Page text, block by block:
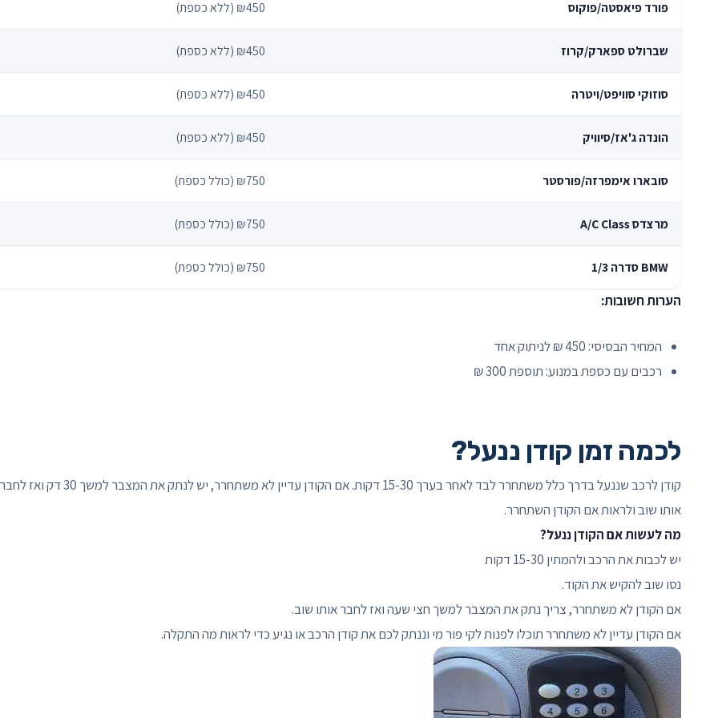
פורד פיאסטה/פוקוס ₪450 (ללא כספת)
שברולט ספארק/קרוז ₪450 (ללא כספת)
סוזוקי סוויפט/ויטרה ₪450 (ללא כספת)
הונדה ג'אז/סיוויק ₪450 (ללא כספת)
סובארו אימפרזה/פורסטר ₪750 (כולל כספת)
מרצדס A/C Class ₪750 (כולל כספת)
BMW סדרה 1/3 ₪750 (כולל כספת)
הערות חשובות:
המחיר הבסיסי: 450 ₪ לניתוק אחד
רכבים עם כספת במנוע: תוספת 300 ₪
לכמה זמן קודן ננעל?
קודן לרכב שננעל בדרך כלל משתחרר לבד לאחר בערך 15-30 דקות. אם הקודן עדיין לא משתחרר, יש לנתק את המצבר למשך 30 דק ואז לחבר
אותו שוב ולראות אם הקודן השתחרר.
מה לעשות אם הקודן ננעל?
יש לכבות את הרכב ולהמתין 15-30 דקות
נסו שוב להקיש את הקוד.
אם הקודן לא משתחרר, צריך נתק את המצבר למשך חצי שעה ואז לחבר אותו שוב.
אם הקודן עדיין לא משתחרר תוכלו לפנות לקי פור מי וננתק לכם את קודן הרכב או נגיע כדי לראות מה התקלה.